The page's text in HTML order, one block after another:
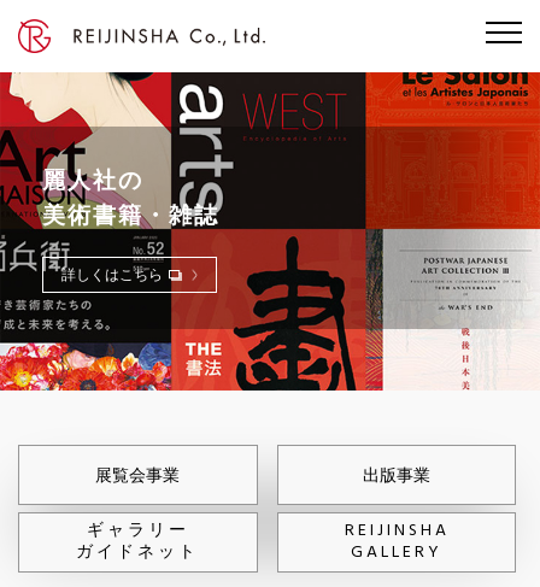
麗人社の
美術書籍・雑誌
詳しくはこちら
展覧会事業 出版事業
ギャラリー
ガイドネット
REIJINSHA
GALLERY